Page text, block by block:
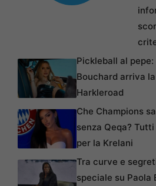
Pickleball al pepe:
Bouchard arriva la
Harkleroad
Che Champions
senza Qeqa?
per la Krelani
Tra curve e
speciale su Paola